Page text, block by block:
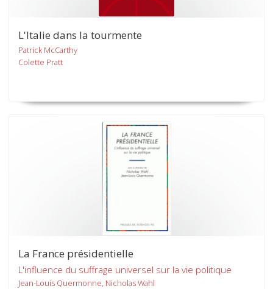
L'Italie dans la tourmente
Patrick McCarthy
Colette Pratt
La France présidentielle
L'influence du suffrage universel sur la vie politique
Jean-Louis Quermonne, Nicholas Wahl